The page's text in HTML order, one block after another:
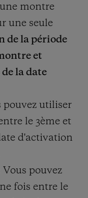
montre
une seule
de la période
et
la date
pouvez utiliser
le 3ème et
d'activation
Vous pouvez
fois entre le